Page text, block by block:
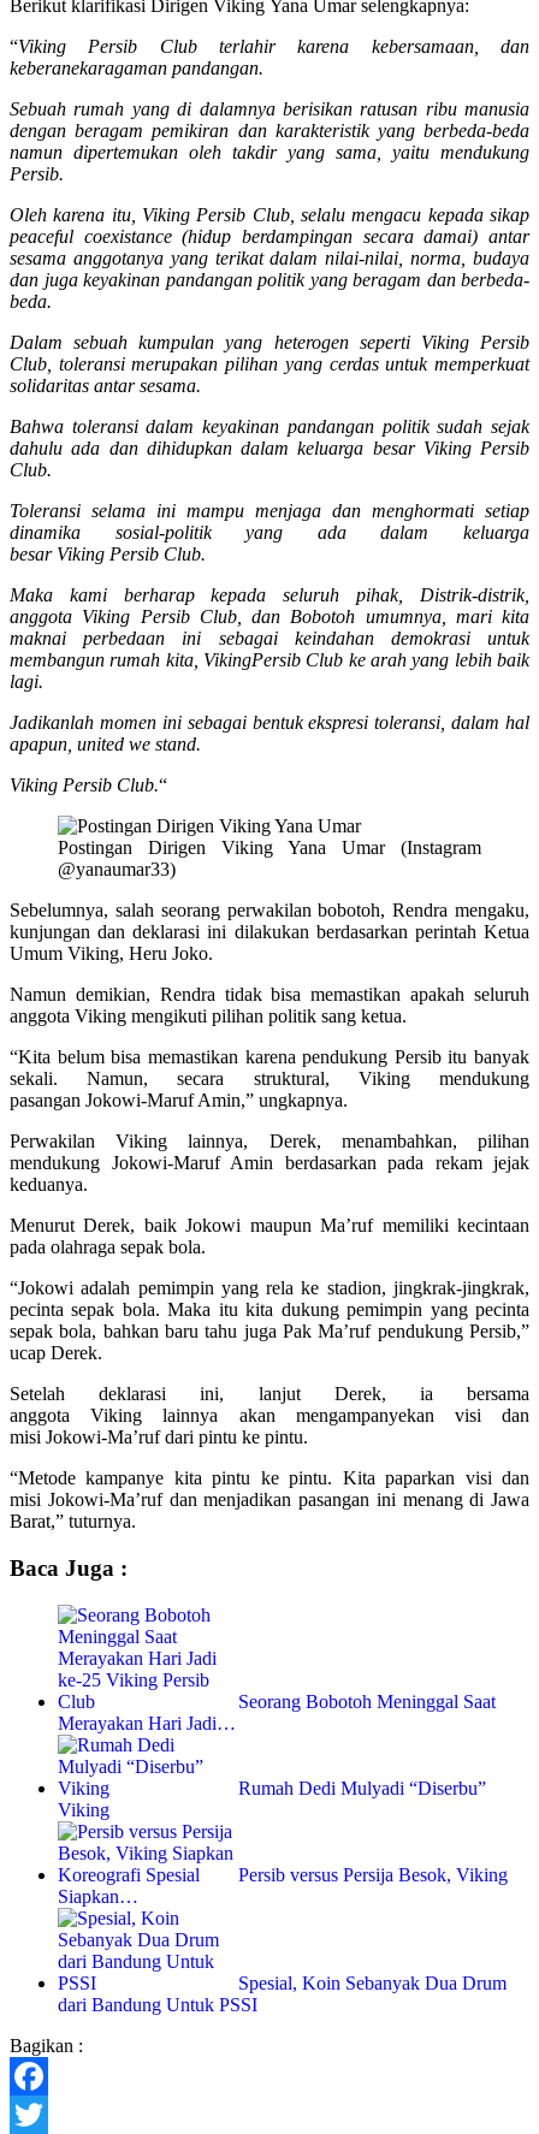
Berikut klarifikasi Dirigen Viking Yana Umar selengkapnya:
“Viking Persib Club terlahir karena kebersamaan, dan
keberanekaragaman pandangan.
Sebuah rumah yang di dalamnya berisikan ratusan ribu manusia
dengan beragam pemikiran dan karakteristik yang berbeda-beda
namun dipertemukan oleh takdir yang sama, yaitu mendukung
Persib.
Oleh karena itu, Viking Persib Club, selalu mengacu kepada sikap
peaceful coexistance (hidup berdampingan secara damai) antar
sesama anggotanya yang terikat dalam nilai-nilai, norma, budaya
dan juga keyakinan pandangan politik yang beragam dan berbeda-
beda.
Dalam sebuah kumpulan yang heterogen seperti Viking Persib
Club, toleransi merupakan pilihan yang cerdas untuk memperkuat
solidaritas antar sesama.
Bahwa toleransi dalam keyakinan pandangan politik sudah sejak
dahulu ada dan dihidupkan dalam keluarga besar Viking Persib
Club.
Toleransi selama ini mampu menjaga dan menghormati setiap
dinamika sosial-politik yang ada dalam keluarga
besar Viking Persib Club.
Maka kami berharap kepada seluruh pihak, Distrik-distrik,
anggota Viking Persib Club, dan Bobotoh umumnya, mari kita
maknai perbedaan ini sebagai keindahan demokrasi untuk
membangun rumah kita, VikingPersib Club ke arah yang lebih baik
lagi.
Jadikanlah momen ini sebagai bentuk ekspresi toleransi, dalam hal
apapun, united we stand.
Viking Persib Club.“
Postingan Dirigen Viking Yana Umar (Instagram
@yanaumar33)
Sebelumnya, salah seorang perwakilan bobotoh, Rendra mengaku,
kunjungan dan deklarasi ini dilakukan berdasarkan perintah Ketua
Umum Viking, Heru Joko.
Namun demikian, Rendra tidak bisa memastikan apakah seluruh
anggota Viking mengikuti pilihan politik sang ketua.
“Kita belum bisa memastikan karena pendukung Persib itu banyak
sekali. Namun, secara struktural, Viking mendukung
pasangan Jokowi-Maruf Amin,” ungkapnya.
Perwakilan Viking lainnya, Derek, menambahkan, pilihan
mendukung Jokowi-Maruf Amin berdasarkan pada rekam jejak
keduanya.
Menurut Derek, baik Jokowi maupun Ma’ruf memiliki kecintaan
pada olahraga sepak bola.
“Jokowi adalah pemimpin yang rela ke stadion, jingkrak-jingkrak,
pecinta sepak bola. Maka itu kita dukung pemimpin yang pecinta
sepak bola, bahkan baru tahu juga Pak Ma’ruf pendukung Persib,”
ucap Derek.
Setelah deklarasi ini, lanjut Derek, ia bersama
anggota Viking lainnya akan mengampanyekan visi dan
misi Jokowi-Ma’ruf dari pintu ke pintu.
“Metode kampanye kita pintu ke pintu. Kita paparkan visi dan
misi Jokowi-Ma’ruf dan menjadikan pasangan ini menang di Jawa
Barat,” tuturnya.
Baca Juga :
Seorang Bobotoh Meninggal Saat
Merayakan Hari Jadi…
Rumah Dedi Mulyadi “Diserbu”
Viking
Persib versus Persija Besok, Viking
Siapkan…
Spesial, Koin Sebanyak Dua Drum
dari Bandung Untuk PSSI
Bagikan :
Facebook